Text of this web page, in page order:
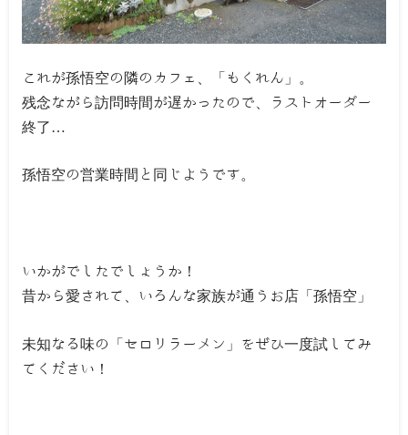
これが孫悟空の隣のカフェ、「もくれん」。
残念ながら訪問時間が遅かったので、ラストオーダー
終了…
孫悟空の営業時間と同じようです。
いかがでしたでしょうか！
昔から愛されて、いろんな家族が通うお店「孫悟空」
未知なる味の「セロリラーメン」をぜひ一度試してみ
てください！